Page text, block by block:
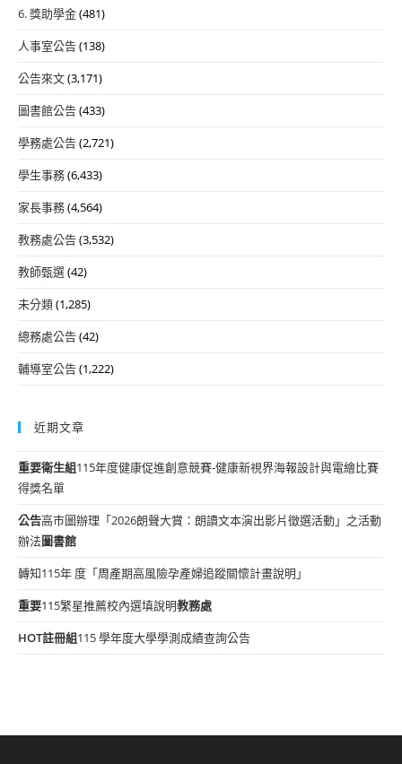
通
6. 獎助學金(481)
人事室公告(138)
公告來文(3,171)
圖書館公告(433)
學務處公告(2,721)
學生事務(6,433)
家長事務(4,564)
教務處公告(3,532)
教師甄選(42)
未分類(1,285)
總務處公告(42)
輔導室公告(1,222)
近期文章
重要衛生組115年度健康促進創意競賽-健康新視界海報設計與電繪比賽
得獎名單
公告高市圖辦理「2026朗聲大賞：朗讀文本演出影片徵選活動」之活動
辦法圖書館
轉知115年 度「周產期高風險孕產婦追蹤關懷計畫說明」
重要115繁星推薦校內選填說明教務處
HOT註冊組115 學年度大學學測成績查詢公告